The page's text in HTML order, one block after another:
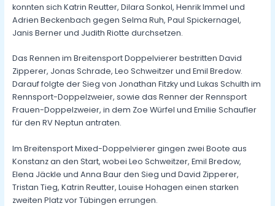
konnten sich Katrin Reutter, Dilara Sonkol, Henrik Immel und
Adrien Beckenbach gegen Selma Ruh, Paul Spickernagel,
Janis Berner und Judith Riotte durchsetzen.
Das Rennen im Breitensport Doppelvierer bestritten David
Zipperer, Jonas Schrade, Leo Schweitzer und Emil Bredow.
Darauf folgte der Sieg von Jonathan Fitzky und Lukas Schulth im
Rennsport-Doppelzweier, sowie das Renner der Rennsport
Frauen-Doppelzweier, in dem Zoe Würfel und Emilie Schaufler
für den RV Neptun antraten.
Im Breitensport Mixed-Doppelvierer gingen zwei Boote aus
Konstanz an den Start, wobei Leo Schweitzer, Emil Bredow,
Elena Jäckle und Anna Baur den Sieg und David Zipperer,
Tristan Tieg, Katrin Reutter, Louise Hohagen einen starken
zweiten Platz vor Tübingen errungen.